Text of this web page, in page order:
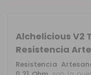
Alchelicious V2
Resistencia
Resistencia